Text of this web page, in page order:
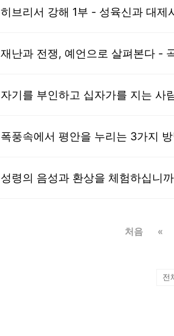
히브리서 강해 1부 - 성육신과 대제
재난과 전쟁, 예언으로 살펴본다 -
자기를 부인하고 십자가를 지는 사
폭풍속에서 평안을 누리는 3가지
성령의 음성과 환상을 체험하십니
처음 «